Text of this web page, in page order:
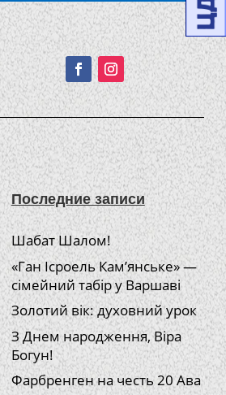
Подписывайтесь!
Последние записи
Шабат Шалом!
«Ган Ісроель Кам’янське» —
сімейний табір у Варшаві
Золотий вік: духовний урок
З Днем народження, Віра
Богун!
Фарбренген на честь 20 Ава